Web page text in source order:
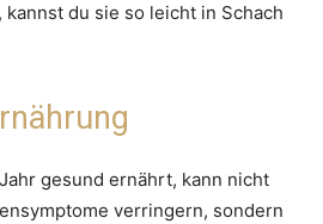
du sie so leicht in Schach
gesund ernährt, kann nicht
verringern, sondern